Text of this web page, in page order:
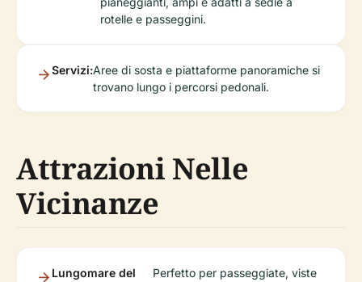
rotelle e passeggini.
Servizi:Aree di sosta e piattaforme panoramiche si
trovano lungo i percorsi pedonali.
Attrazioni Nelle
Vicinanze
Lungomare del
Perfetto per passeggiate, viste